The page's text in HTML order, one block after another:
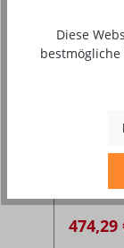
474,29
Diese